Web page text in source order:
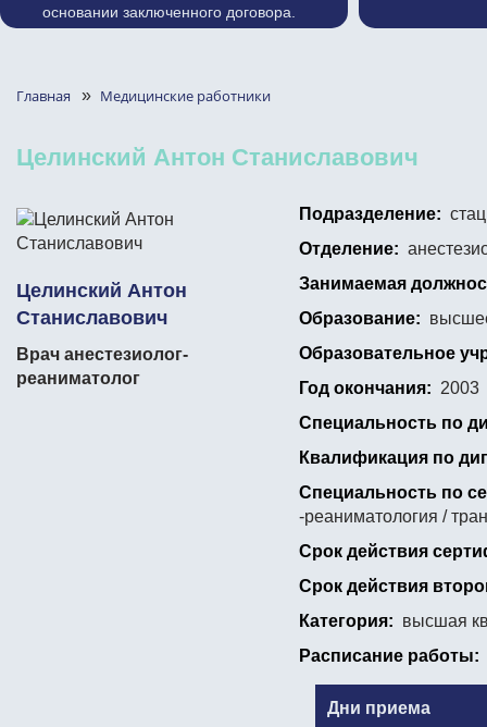
основании заключенного договора.
Главная » Медицинские работники
Целинский Антон Станиславович
Целинский Антон
Станиславович
Врач анестезиолог-
реаниматолог
Подразделение:
Отделение:
Занимаемая
Образование:
Образовательное
Год окончания: 2003
Специальность по
Квалификация по
Специальность по
-реаниматология /
Срок действия
Срок действия
Категория: высшая
Расписание работы:
Дни приема